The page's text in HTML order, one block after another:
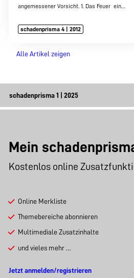
angemessener Vorsicht. 1. Das Feuer  ein…
schadenprisma 4 | 2012
Alle Artikel zeigen
Mein
Kostenlos online
Online Merkliste
Themebereiche abonnieren
Multimediale Zusatzinhalte
und vieles mehr …
Jetzt anmelden/registrieren